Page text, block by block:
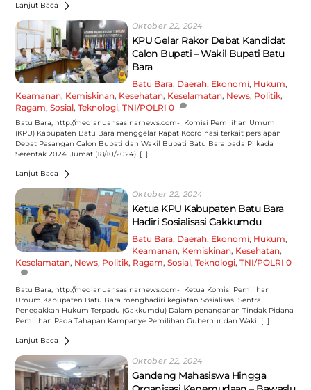
Lanjut Baca
Oktober 22, 2024
KPU Gelar Rakor Debat Kandidat
Calon Bupati – Wakil Bupati Batu
Bara
Batu Bara, Daerah, Ekonomi, Hukum,
Keamanan, Kemiskinan, Kesehatan, Keselamatan, News, Politik,
Ragam,Sosial,Teknologi,TNI/POLRI 0
Batu Bara, http://medianuansasinarnews.com- Komisi Pemilihan Umum
(KPU) Kabupaten Batu Bara menggelar Rapat Koordinasi terkait persiapan
Debat Pasangan Calon Bupati dan Wakil Bupati Batu Bara pada Pilkada
Serentak 2024. Jumat (18/10/2024). […]
Lanjut Baca
Oktober 22, 2024
Ketua KPU Kabupaten Batu Bara
Hadiri Sosialisasi Gakkumdu
Batu Bara, Daerah, Ekonomi, Hukum,
Keamanan, Kemiskinan, Kesehatan,
Keselamatan, News, Politik, Ragam,Sosial,Teknologi,TNI/POLRI 0
Batu Bara, http://medianuansasinarnews.com- Ketua Komisi Pemilihan
Umum Kabupaten Batu Bara menghadiri kegiatan Sosialisasi Sentra
Penegakkan Hukum Terpadu (Gakkumdu) Dalam penanganan Tindak Pidana
Pemilihan Pada Tahapan Kampanye Pemilihan Gubernur dan Wakil […]
Lanjut Baca
Oktober 22, 2024
Gandeng Mahasiswa Hingga